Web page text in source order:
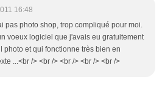
16:48
pas photo shop, trop compliqué pour moi.
voeux logiciel que j'avais eu gratuitement
photo et qui fonctionne très bien en
...<br /> <br /> <br /> <br /> <br />